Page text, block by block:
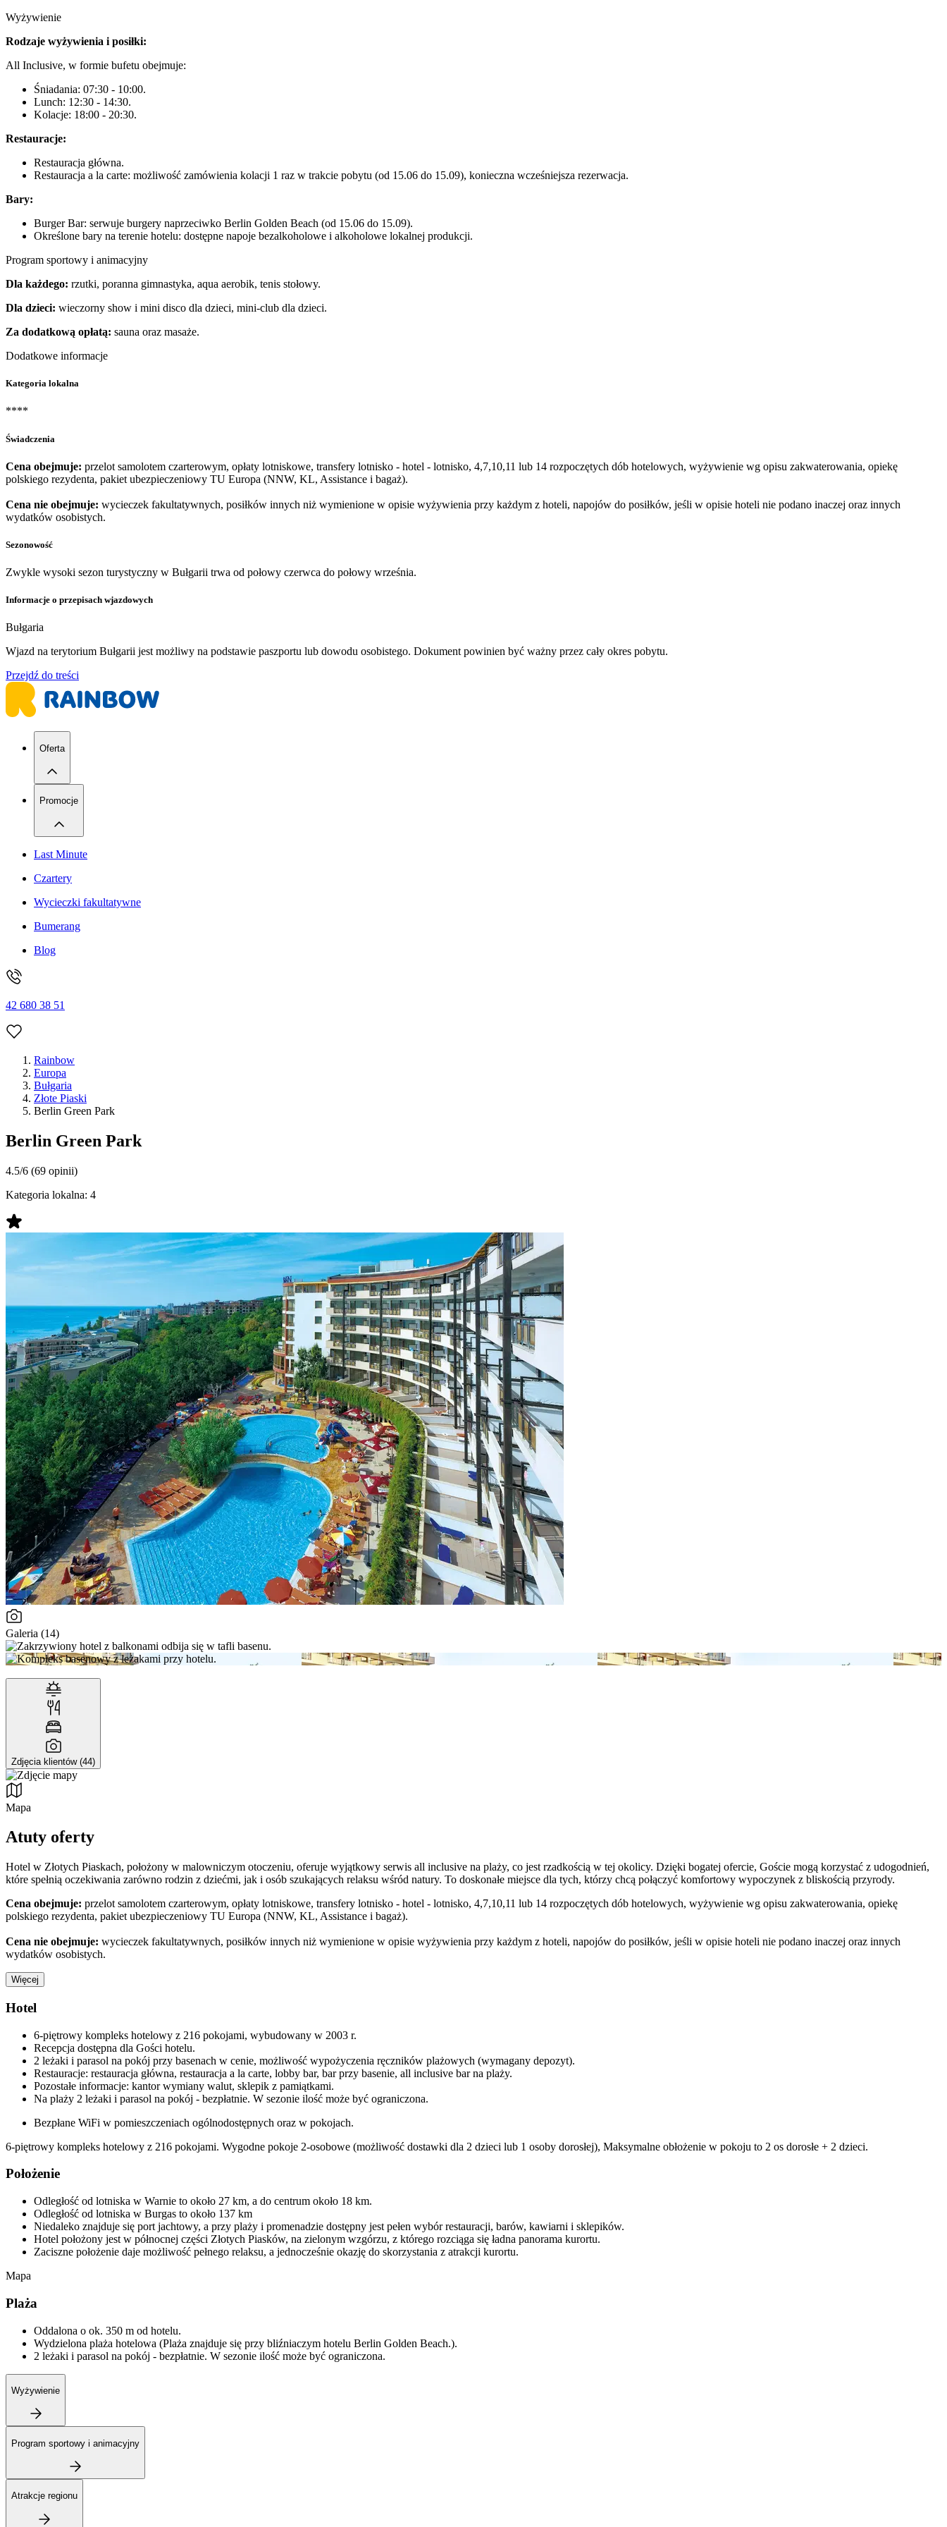
Wyżywienie
Rodzaje wyżywienia i posiłki:
All Inclusive, w formie bufetu obejmuje:
Śniadania: 07:30 - 10:00.
Lunch: 12:30 - 14:30.
Kolacje: 18:00 - 20:30.
Restauracje:
Restauracja główna.
Restauracja a la carte: możliwość zamówienia kolacji 1 raz w trakcie pobytu (od 15.06 do 15.09), konieczna wcześniejsza rezerwacja.
Bary:
Burger Bar: serwuje burgery naprzeciwko Berlin Golden Beach (od 15.06 do 15.09).
Określone bary na terenie hotelu: dostępne napoje bezalkoholowe i alkoholowe lokalnej produkcji.
Program sportowy i animacyjny
Dla każdego: rzutki, poranna gimnastyka, aqua aerobik, tenis stołowy.
Dla dzieci: wieczorny show i mini disco dla dzieci, mini-club dla dzieci.
Za dodatkową opłatą: sauna oraz masaże.
Dodatkowe informacje
Kategoria lokalna
****
Świadczenia
Cena obejmuje: przelot samolotem czarterowym, opłaty lotniskowe, transfery lotnisko - hotel - lotnisko, 4,7,10,11 lub 14 rozpoczętych dób hotelowych, wyżywienie wg opisu zakwaterowania, opiekę
polskiego rezydenta, pakiet ubezpieczeniowy TU Europa (NNW, KL, Assistance i bagaż).
Cena nie obejmuje: wycieczek fakultatywnych, posiłków innych niż wymienione w opisie wyżywienia przy każdym z hoteli, napojów do posiłków, jeśli w opisie hoteli nie podano inaczej oraz innych
wydatków osobistych.
Sezonowość
Zwykle wysoki sezon turystyczny w Bułgarii trwa od połowy czerwca do połowy września.
Informacje o przepisach wjazdowych
Bułgaria
Wjazd na terytorium Bułgarii jest możliwy na podstawie paszportu lub dowodu osobistego. Dokument powinien być ważny przez cały okres pobytu.
Przejdź do treści
Oferta
Promocje
Last Minute
Czartery
Wycieczki fakultatywne
Bumerang
Blog
42 680 38 51
Rainbow
Europa
Bułgaria
Złote Piaski
Berlin Green Park
Berlin Green Park
4.5/6 (69 opinii)
Kategoria lokalna: 4
Galeria (14)
Zdjęcia klientów (44)
Mapa
Atuty oferty
Hotel w Złotych Piaskach, położony w malowniczym otoczeniu, oferuje wyjątkowy serwis all inclusive na plaży, co jest rzadkością w tej okolicy. Dzięki bogatej ofercie, Goście mogą korzystać z udogodnień,
które spełnią oczekiwania zarówno rodzin z dziećmi, jak i osób szukających relaksu wśród natury. To doskonałe miejsce dla tych, którzy chcą połączyć komfortowy wypoczynek z bliskością przyrody.
Cena obejmuje: przelot samolotem czarterowym, opłaty lotniskowe, transfery lotnisko - hotel - lotnisko, 4,7,10,11 lub 14 rozpoczętych dób hotelowych, wyżywienie wg opisu zakwaterowania, opiekę
polskiego rezydenta, pakiet ubezpieczeniowy TU Europa (NNW, KL, Assistance i bagaż).
Cena nie obejmuje: wycieczek fakultatywnych, posiłków innych niż wymienione w opisie wyżywienia przy każdym z hoteli, napojów do posiłków, jeśli w opisie hoteli nie podano inaczej oraz innych
wydatków osobistych.
Więcej
Hotel
6-piętrowy kompleks hotelowy z 216 pokojami, wybudowany w 2003 r.
Recepcja dostępna dla Gości hotelu.
2 leżaki i parasol na pokój przy basenach w cenie, możliwość wypożyczenia ręczników plażowych (wymagany depozyt).
Restauracje: restauracja główna, restauracja a la carte, lobby bar, bar przy basenie, all inclusive bar na plaży.
Pozostałe informacje: kantor wymiany walut, sklepik z pamiątkami.
Na plaży 2 leżaki i parasol na pokój - bezpłatnie. W sezonie ilość może być ograniczona.
Bezpłane WiFi w pomieszczeniach ogólnodostępnych oraz w pokojach.
6-piętrowy kompleks hotelowy z 216 pokojami. Wygodne pokoje 2-osobowe (możliwość dostawki dla 2 dzieci lub 1 osoby dorosłej), Maksymalne obłożenie w pokoju to 2 os dorosłe + 2 dzieci.
Położenie
Odległość od lotniska w Warnie to około 27 km, a do centrum około 18 km.
Odległość od lotniska w Burgas to około 137 km
Niedaleko znajduje się port jachtowy, a przy plaży i promenadzie dostępny jest pełen wybór restauracji, barów, kawiarni i sklepików.
Hotel położony jest w północnej części Złotych Piasków, na zielonym wzgórzu, z którego rozciąga się ładna panorama kurortu.
Zaciszne położenie daje możliwość pełnego relaksu, a jednocześnie okazję do skorzystania z atrakcji kurortu.
Mapa
Plaża
Oddalona o ok. 350 m od hotelu.
Wydzielona plaża hotelowa (Plaża znajduje się przy bliźniaczym hotelu Berlin Golden Beach.).
2 leżaki i parasol na pokój - bezpłatnie. W sezonie ilość może być ograniczona.
Wyżywienie
Program sportowy i animacyjny
Atrakcje regionu